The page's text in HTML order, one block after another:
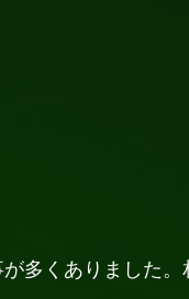
多くありました